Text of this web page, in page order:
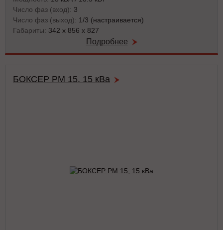
Число фаз (вход): 3
Число фаз (выход): 1/3 (настраивается)
Габариты: 342 x 856 x 827
Подробнее
БОКСЕР РМ 15, 15 кВа